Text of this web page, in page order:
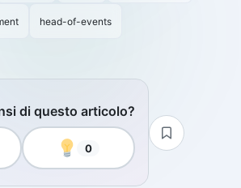
head-of-events
di questo articolo?
0